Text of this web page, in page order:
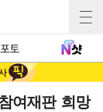
포토
여재판 희망